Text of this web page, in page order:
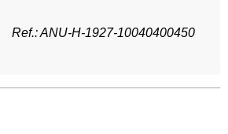
Ref.: ANU-H-1927-10040400450